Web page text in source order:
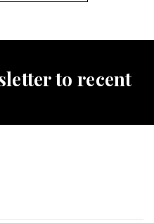
to recent